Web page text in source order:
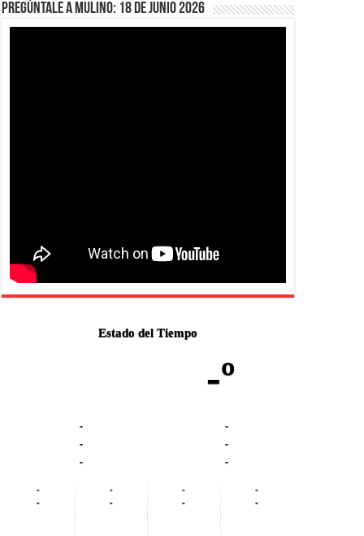
Pregúntale a Mulino: 18 de junio 2026
Estado del Tiempo
-º
-
-
-
-
-
-
-
-
-
-
-
-
-
-